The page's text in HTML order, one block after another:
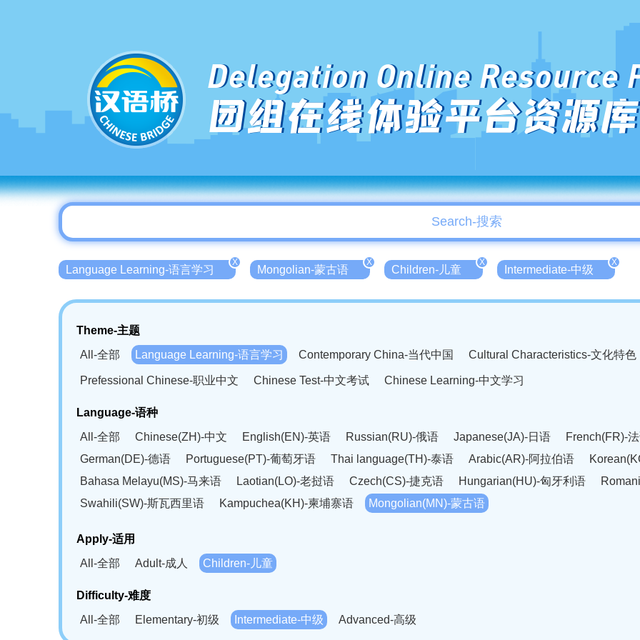
Delegation Online Resource
团组在线体验平台资源库
Language Learning-语言学习
X
Mongolian-蒙古语
X
Children-儿童
X
Intermediate-中级
X
Theme-主题
All-全部
Language Learning-语言学习 Contemporary China-当代中国 Cultural Characteristics-文化特色
Prefessional Chinese-职业中文 Chinese Test-中文考试 Chinese Learning-中文学习
Language-语种
All-全部
Chinese(ZH)-中文 English(EN)-英语 Russian(RU)-俄语 Japanese(JA)-日语
French(FR)-
German(DE)-德语
Portuguese(PT)-葡萄牙语 Thai language(TH)-泰语 Arabic(AR)-阿拉伯语
Bahasa Melayu(MS)-马来语
Laotian(LO)-老挝语 Czech(CS)-捷克语 Hungarian(HU)-匈牙利语
Swahili(SW)-斯瓦西里语
Kampuchea(KH)-柬埔寨语 Mongolian(MN)-蒙古语
Apply-适用
All-全部
Adult-成人 Children-儿童
Difficulty-难度
All-全部
Elementary-初级 Intermediate-中级 Advanced-高级